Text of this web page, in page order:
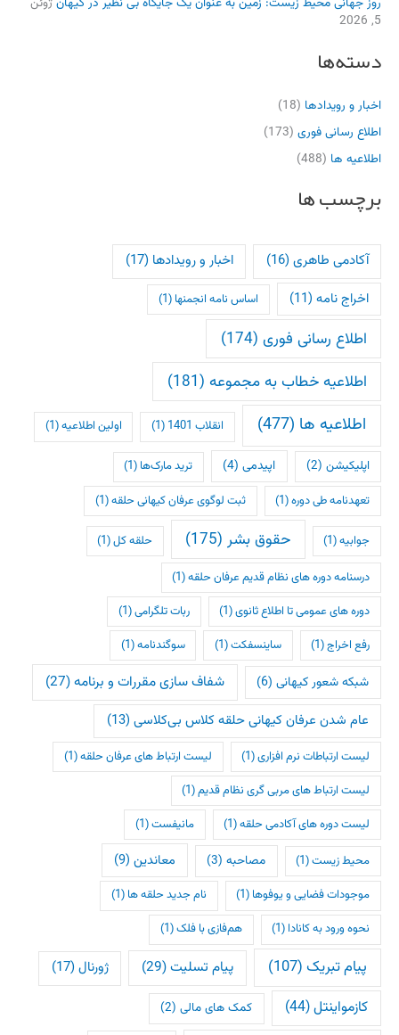
5, 2026
دسته‌ها
اخبار و رویدادها (18)
اطلاع رسانی فوری (173)
اطلاعیه ها (488)
برچسب ها
آکادمی طاهری(16) اخبار و رویدادها (17)
اخراج نامه (11) اساس نامه انجمنها (1)
اطلاع رسانی فوری (174)
اطلاعیه خطاب به مجموعه (181)
اطلاعیه ها (477) انقلاب 1401 (1) اولین اطلاعیه(1)
اپلیکیشن (2) اپیدمی(4) ترید مارک‌ها (1)
تعهدنامه طی دوره(1) ثبت لوگوی عرفان کیهانی حلقه(1)
جوابیه(1) حقوق بشر (175) حلقه کل(1)
درسنامه دوره های نظام قدیم عرفان حلقه(1)
دوره های عمومی تا اطلاع ثانوی(1) ربات تلگرامی(1)
رفع اخراج(1) ساینسفکت(1) سوگندنامه(1)
شبکه شعور کیهانی(6) شفاف سازی مقررات و برنامه(27)
عام شدن عرفان کیهانی حلقه کلاس بی‌کلاسی (13)
لیست ارتباطات نرم افزاری(1) لیست ارتباط های عرفان حلقه(1)
لیست ارتباط های مربی گری نظام قدیم(1)
لیست دوره های آکادمی حلقه(1) مانیفست(1)
محیط زیست(1) مصاحبه(3) معاندین(9)
موجودات فضایی و یوفوها (1) نام جدید حلقه ها (1)
نحوه ورود به کانادا (1) هم‌فازی با فلک(1)
پیام تبریک(107) پیام تسلیت(29) ژورنال(17)
کازمواینتل(44) کمک های مالی(2)